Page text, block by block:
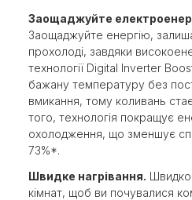
Заощаджуйте
Заощаджуйте енергію,
прохолоді, завдяки
технології Digital Inverter
бажану температуру без
вмикання, тому коливань
того, технологія покращує
охолодження, що зменшує
73%*.
Швидке нагрівання. Швидко
кімнат, щоб ви почувалися